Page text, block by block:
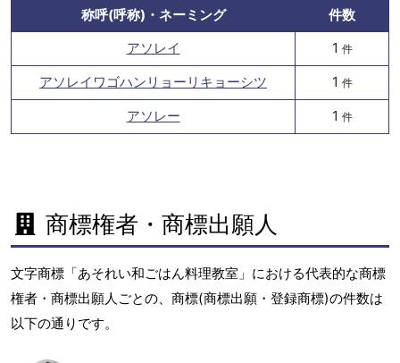
称呼(呼称)・ネーミング
件数
アソレイ
1 件
アソレイワゴハンリョーリキョーシツ 1 件
アソレー 1 件
商標権者・商標出願人
文字商標「あそれい和ごはん料理教室」における代表的な商標
権者・商標出願人ごとの、商標(商標出願・登録商標)の件数は
以下の通りです。